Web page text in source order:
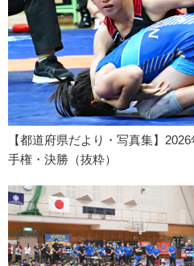
【都道府県だより・写真集】
手権・決勝（抜粋）